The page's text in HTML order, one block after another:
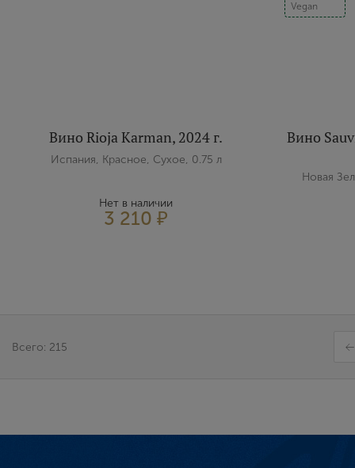
Вино Rioja Karman, 2024 г.
Испания, Красное, Сухое, 0.75 л
Нет в наличии
3 210 ₽
Vegan
Вино
Новая
Всего: 215